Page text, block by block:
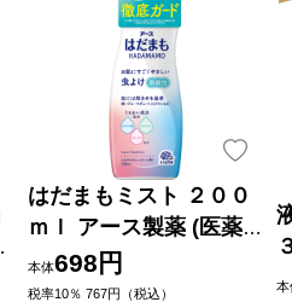
はだまもミスト ２００
ｍｌ アース製薬 (医薬部
外品)
本体698円
税率10％ 767円（税込）
本